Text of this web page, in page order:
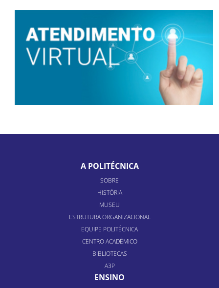
A POLITÉCNICA
SOBRE
HISTÓRIA
MUSEU
ESTRUTURA ORGANIZACIONAL
EQUIPE POLITÉCNICA
CENTRO ACADÊMICO
BIBLIOTECAS
A3P
ENSINO